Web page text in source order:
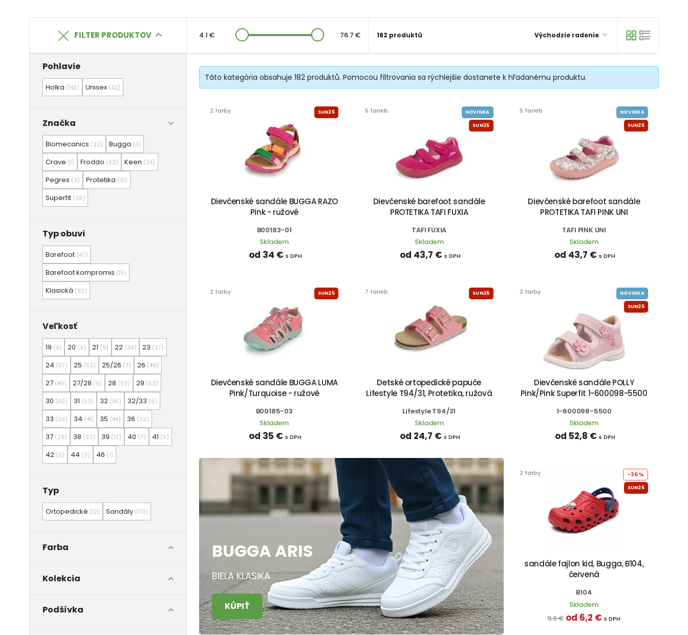
FILTER PRODUKTOV 182 produktů Východzie radenie
Pohlavie
Holka (140) Unisex (42)
Značka
Biomecanics (22) Bugga (11)
Crave (1) Froddo (62) Keen (24)
Pegres (3) Protetika (21)
Superfit (38)
Typ obuvi
Barefoot (47)
Barefoot kompromis (15)
Klasická (92)
Veľkosť
19 (4) 20 (9) 21 (9) 22 (34) 23 (27)
24 (57) 25 (53) 25/26 (7) 26 (49)
27 (40) 27/28 (9) 28 (50) 29 (53)
30 (60) 31 (53) 32 (46) 32/33 (6)
33 (39) 34 (41) 35 (44) 36 (32)
37 (29) 38 (23) 39 (12) 40 (7) 41 (5)
42 (6) 44 (3) 46 (1)
Typ
Ortopedické (12) Sandály (170)
Farba
Kolekcia
Podšívka
4.1 € 76.7 €
Táto kategória obsahuje 182 produktů. Pomocou filtrovania sa rýchlejšie dostanete k hľadanému produktu.
2 farby SUN25
Dievčenské sandále BUGGA RAZO
Pink - ružové
B00183-01
Skladem
od 34 € s DPH
5 farieb NOVINKA
SUN25
Dievčenské barefoot sandále
PROTETIKA TAFI FUXIA
TAFI FUXIA
Skladem
od 43,7 € s DPH
5 farieb NOVINKA
SUN25
Dievčenské barefoot sandále
PROTETIKA TAFI PINK UNI
TAFI PINK UNI
Skladem
od 43,7 € s DPH
2 farby SUN25
Dievčenské sandále BUGGA LUMA
Pink/Turquoise - ružové
B00185-03
Skladem
od 35 € s DPH
7 farieb SUN25
Detské ortopedické papuče
Lifestyle T94/31, Protetika, ružová
Lifestyle T94/31
Skladem
od 24,7 € s DPH
2 farby NOVINKA
SUN25
Dievčenské sandále POLLY
Pink/Pink Superfit 1-600098-5500
1-600098-5500
Skladem
od 52,8 € s DPH
BUGGA ARIS
BIELA KLASIKA
KÚPIŤ
2 farby -36%
SUN25
sandále fajlon kid, Bugga, B104,
červená
B104
Skladem
9,6 € od 6,2 € s DPH